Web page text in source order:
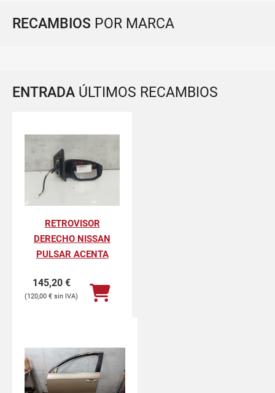
RECAMBIOS POR MARCA
ENTRADA ÚLTIMOS RECAMBIOS
RETROVISOR
DERECHO NISSAN
PULSAR ACENTA
145,20 €
120,00 €